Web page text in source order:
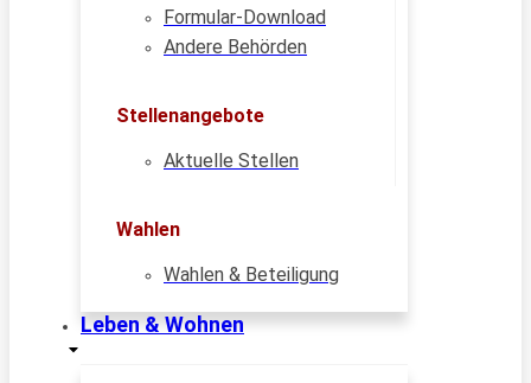
Formular-Download
Andere Behörden
Stellenangebote
Aktuelle Stellen
Wahlen
Wahlen & Beteiligung
Leben & Wohnen